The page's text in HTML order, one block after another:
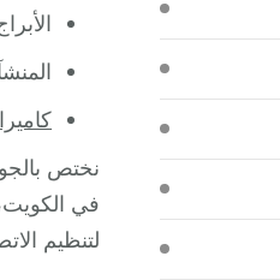
نختص
في
لتنظيم